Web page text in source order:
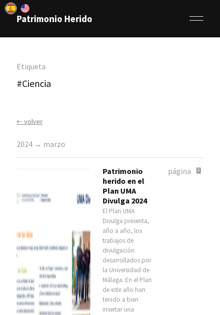
Patrimonio Herido
Etiqueta
#Ciencia
⇠ volver
2024 → marzo
Patrimonio
herido en el
Plan UMA
Divulga 2024
El Plan UMA
Divulga presenta,
año a año, los
trabajos de
divulgación
desarrollados por
la Universidad de
Málaga. En el Plan
de este año han
tenido a bien
insertar una
página